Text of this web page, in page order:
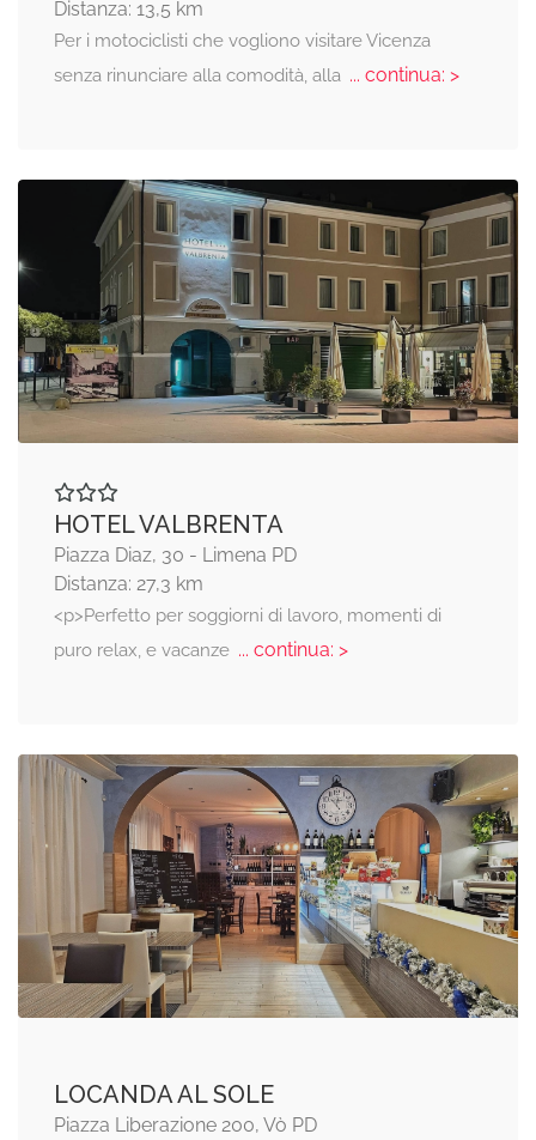
Distanza: 13,5 km
Per i motociclisti che vogliono visitare Vicenza
senza rinunciare alla comodità, alla... continua: >
HOTEL VALBRENTA
Piazza Diaz, 30 - Limena PD
Distanza: 27,3 km
<p>Perfetto per soggiorni di lavoro, momenti di
puro relax, e vacanze... continua: >
LOCANDA AL SOLE
Piazza Liberazione 200, Vò PD